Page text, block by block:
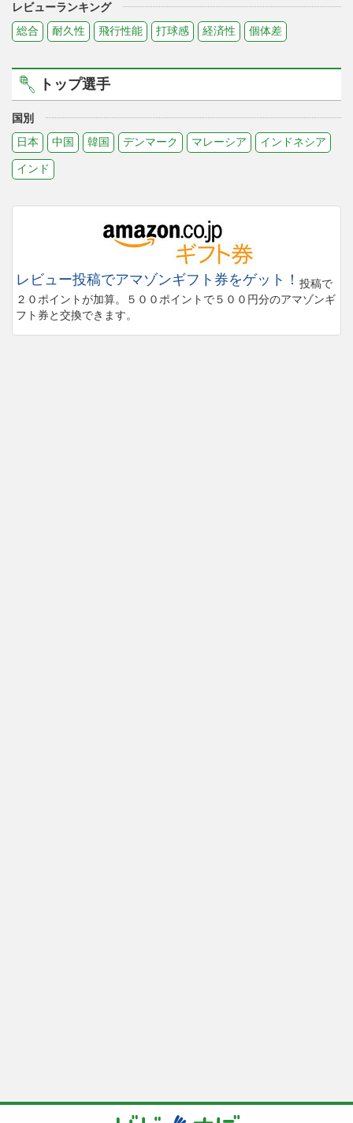
レビューランキング
総合
耐久性 飛行性能 打球感 経済性 個体差
トップ選手
国別
日本
中国 韓国 デンマーク マレーシア インドネシア
インド
レビュー投稿でアマゾンギフト券をゲット！ 投稿で
２０ポイントが加算。５００ポイントで５００円分のアマゾンギ
フト券と交換できます。